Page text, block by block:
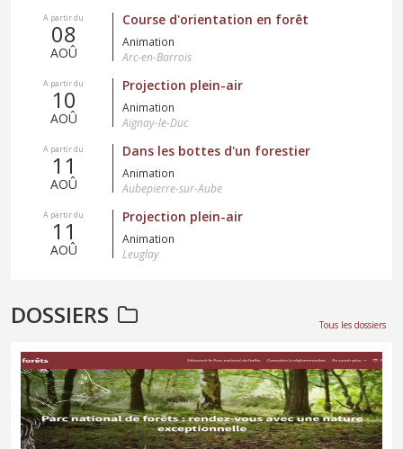
A partir du
08
AOÛ
Course d'orientation en forêt
Animation
Arc-en-Barrois
A partir du
10
AOÛ
Projection plein-air
Animation
Aignay-le-Duc
A partir du
11
AOÛ
Dans les bottes d'un forestier
Animation
Aubepierre-sur-Aube
A partir du
11
AOÛ
Projection plein-air
Animation
Leuglay
DOSSIERS Tous les dossiers